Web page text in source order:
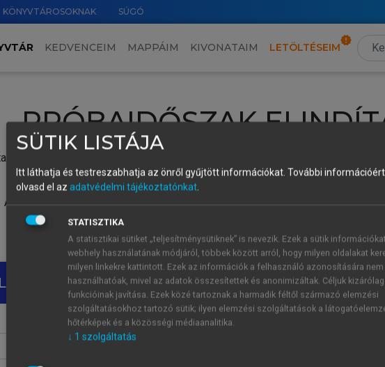
KÖNYVTÁROSOKNAK SÚGÓ
KEDVENCEIM MAPPÁIM KIVONATAIM LETÖLTÉSEIM
PRÓBAIDŐSZAK
megtekintéséhez lépj be a saját fiókoddal, iskolai azonosítóddal vagy
Új felhasználóként1 óra díjmentes hozzáférésrevagy
A próbaidőszak elindításához,
vagy hozz
A regisztráció után a
SAJÁT FIÓKKAL ÚJ FIÓK
1 óra
SÜTIK LISTÁJA
Itt láthatja és testreszabhatja az önről gyűjtött információkat. További
olvasd el az adatvédelmi tájékoztatónkat.
STATISZTIKA
A statisztikai sütiket „teljesítménysütiknek” is nevezik. Ezek a sütik
webhely használatának módjáról, többek között arról, hogy milyen oldalakat
milyen linkekre kattintott. Ezek az információk a felhasználó azonosítására nem
használhatóak, mivel az adatok összesítettek és anonimizáltak. Céljuk
funkcióinak javítása. Ezek közé tartoznak a harmadik féltől származó elemzési
szolgáltatásokhoz tartozó sütik; ilyen elemzési szolgáltatások a
hőtérképek és a közösségi médiaanalitika.
↓ 1 szolgáltatás